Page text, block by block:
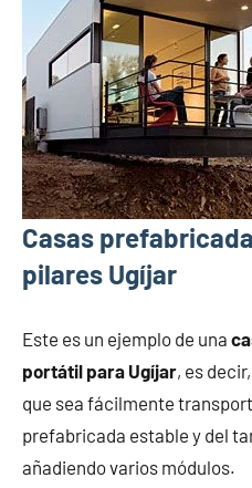
Casas
pilares Ugíjar
Este es un ejemplo de una
portátil para Ugíjar, es
que sea fácilmente
prefabricada estable y del
añadiendo varios módulos.